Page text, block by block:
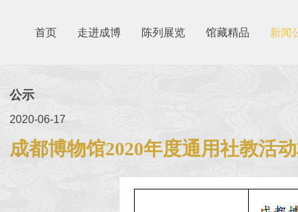
首页 走进成博 陈列展览 馆藏精品 新闻
公示
2020-06-17
成都博物馆2020年度通用社教活